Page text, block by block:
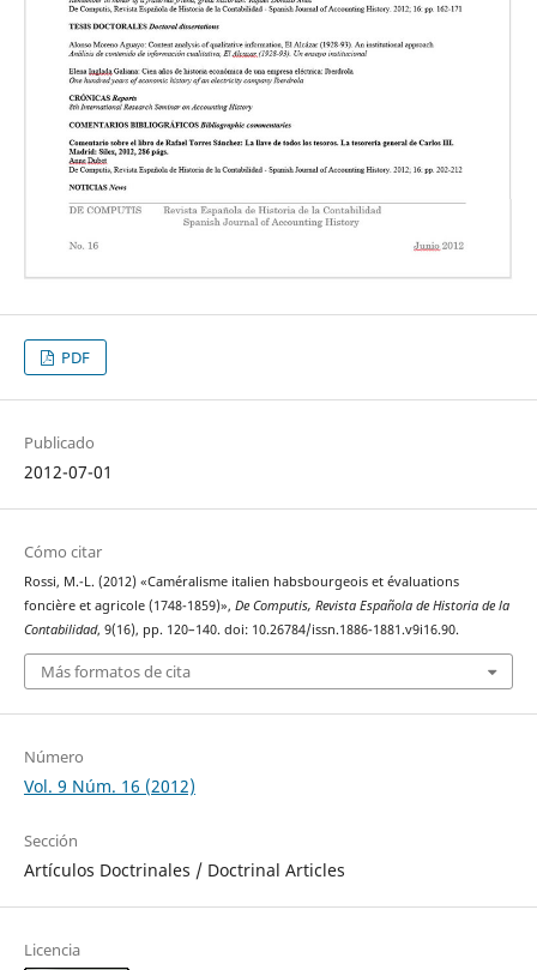
PDF
Publicado
2012-07-01
Cómo citar
Rossi, M.-L. (2012) «Caméralisme italien habsbourgeois et évaluations
foncière et agricole (1748-1859)», De Computis, Revista Española de Historia de la
Contabilidad, 9(16), pp. 120–140. doi: 10.26784/issn.1886-1881.v9i16.90.
Más formatos de cita
Número
Vol. 9 Núm. 16 (2012)
Sección
Artículos Doctrinales / Doctrinal Articles
Licencia